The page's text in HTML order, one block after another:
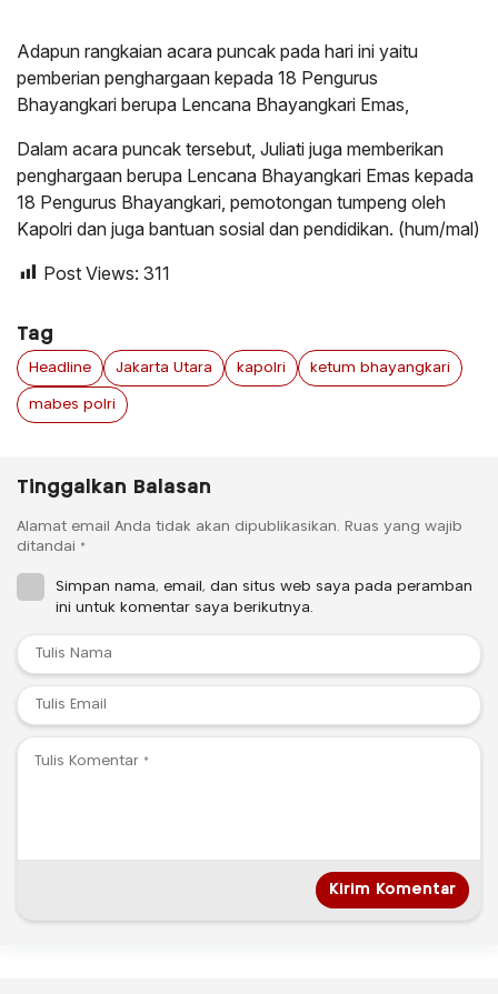
Adapun rangkaian acara puncak pada hari ini yaitu
pemberian penghargaan kepada 18 Pengurus
Bhayangkari berupa Lencana Bhayangkari Emas,
Dalam acara puncak tersebut, Juliati juga memberikan
penghargaan berupa Lencana Bhayangkari Emas kepada
18 Pengurus Bhayangkari, pemotongan tumpeng oleh
Kapolri dan juga bantuan sosial dan pendidikan. (hum/mal)
Post Views: 311
Tag
Headline Jakarta Utara kapolri ketum bhayangkari
mabes polri
Tinggalkan Balasan
Alamat email Anda tidak akan dipublikasikan. Ruas yang wajib
ditandai *
Simpan nama, email, dan situs web saya pada peramban
ini untuk komentar saya berikutnya.